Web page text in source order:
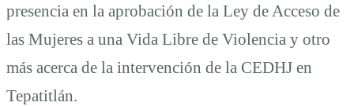
presencia en la aprobación de la Ley de Acceso de
las Mujeres a una Vida Libre de Violencia y otro
más acerca de la intervención de la CEDHJ en
Tepatitlán.